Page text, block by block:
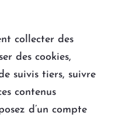
collecter des
des cookies,
suivis tiers, suivre
contenus
d’un compte